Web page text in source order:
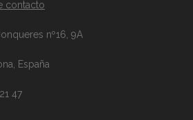
contacto
nº16, 9A
España
47